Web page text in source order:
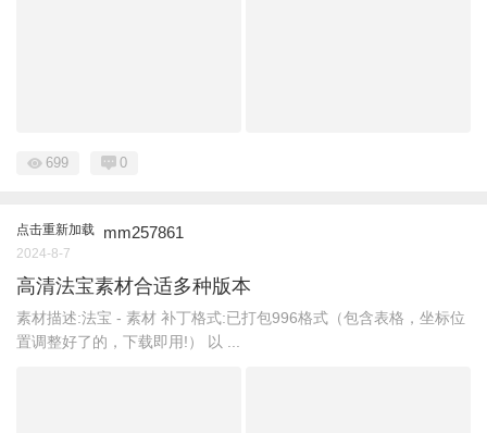
699 0
点击重新加载 mm257861
2024-8-7
高清法宝素材合适多种版本
素材描述:法宝 - 素材 补丁格式:已打包996格式（包含表格，坐标位
置调整好了的，下载即用!） 以 ...